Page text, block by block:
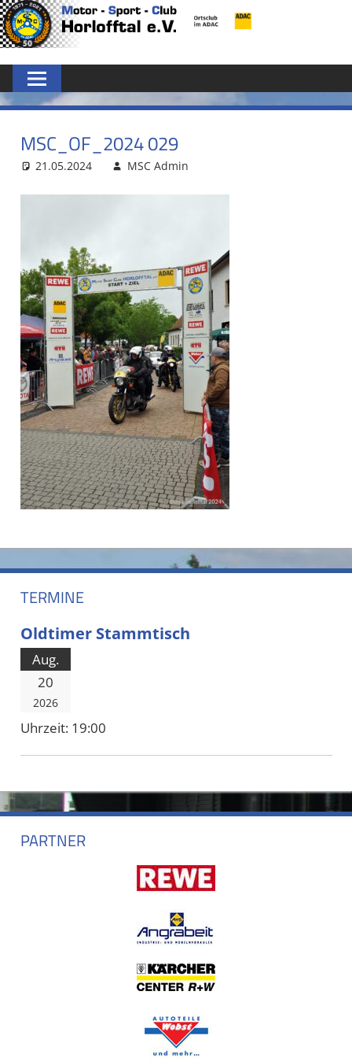
Zum
Inhalt
MSC
HORLOFFTAL
E.V.
MSC_OF_2024 029
21.05.2024 MSC Admin
TERMINE
Oldtimer Stammtisch
Aug.
20
2026
Uhrzeit: 19:00
PARTNER